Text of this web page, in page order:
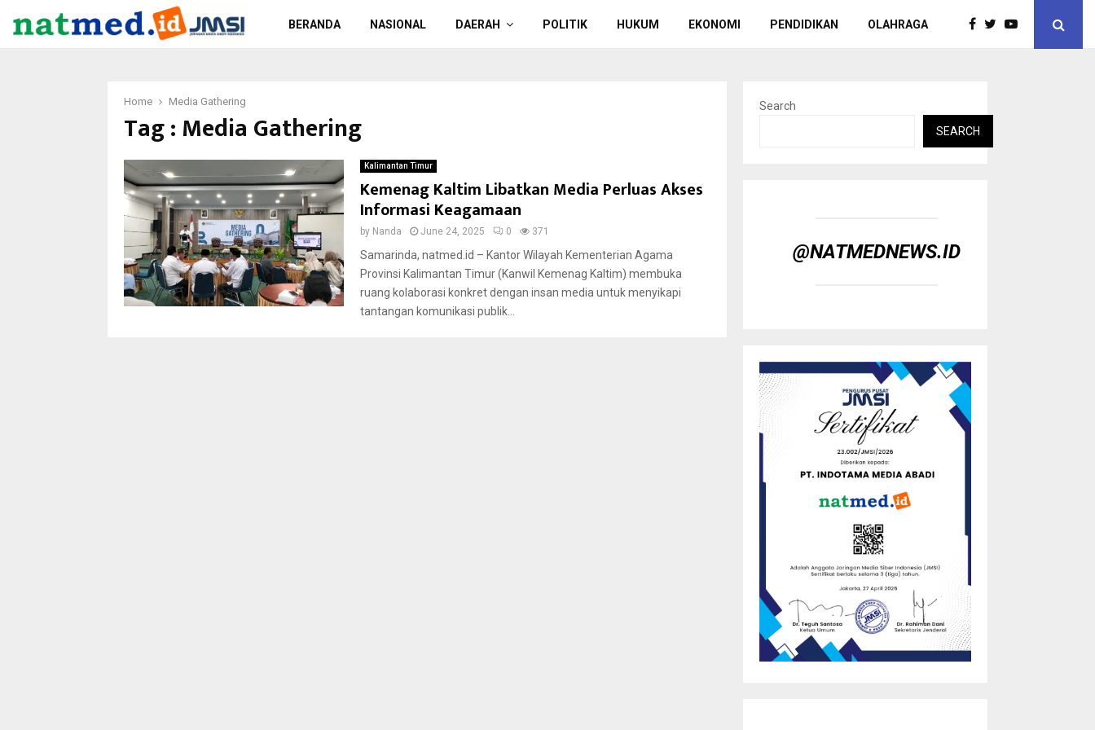
BERANDA NASIONAL DAERAH POLITIK HUKUM EKONOMI PENDIDIKAN OLAHRAGA
Home Media Gathering
Tag : Media Gathering
Kalimantan Timur
Kemenag Kaltim Libatkan Media Perluas Akses
Informasi Keagamaan
by Nanda June 24, 2025 0 371
Samarinda, natmed.id – Kantor Wilayah Kementerian Agama
Provinsi Kalimantan Timur (Kanwil Kemenag Kaltim) membuka
ruang kolaborasi konkret dengan insan media untuk menyikapi
tantangan komunikasi publik...
Search
SEARCH
@NATMEDNEWS.ID